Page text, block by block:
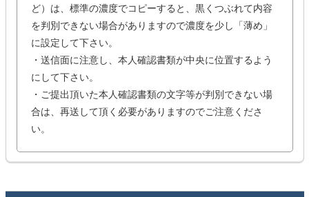
ど）は、標準の濃度でコピーすると、黒くつぶれて内容
を判別できない場合がありますので濃度を少し「薄め」
に設定して下さい。
・送信面に注意し、本人確認書類が中央に位置するよう
にして下さい。
・ご提出頂いた本人確認書類の文字等が判別できない場
合は、再送して頂く必要がありますのでご注意くださ
い。